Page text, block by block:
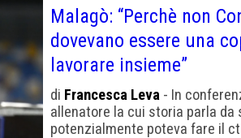
Malagò: “Perchè non
dovevano essere una
lavorare insieme”
di Francesca Leva - In
allenatore la cui storia parla da
potenzialmente poteva fare il